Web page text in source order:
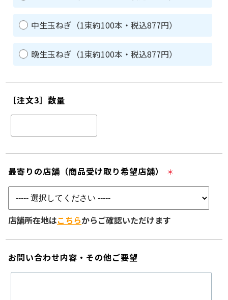
中生玉ねぎ（1束約100本・税込877円）
晩生玉ねぎ（1束約100本・税込877円）
［注文3］数量
最寄りの店舗（商品受け取り希望店舗） ＊
店舗所在地はこちらからご確認いただけます
お問い合わせ内容・その他ご要望